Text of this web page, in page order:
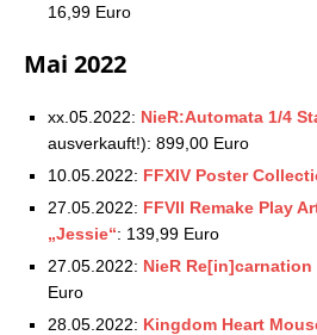
16,99 Euro
Mai 2022
xx.05.2022: NieR:Automata 1/4
ausverkauft!): 899,00 Euro
10.05.2022: FFXIV Poster
27.05.2022: FFVII Remake Play
„Jessie“: 139,99 Euro
27.05.2022: NieR Re[in]carnation
Euro
28.05.2022: Kingdom Heart